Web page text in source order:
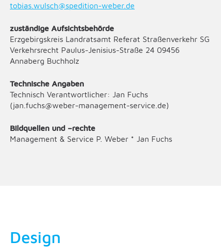
tobias.wulsch@spedition-weber.de
zuständige Aufsichtsbehörde
Erzgebirgskreis Landratsamt Referat Straßenverkehr SG
Verkehrsrecht Paulus-Jenisius-Straße 24 09456
Annaberg Buchholz
Technische Angaben
Technisch Verantwortlicher: Jan Fuchs
(jan.fuchs@weber-management-service.de)
Bildquellen und –rechte
Management & Service P. Weber * Jan Fuchs
Design